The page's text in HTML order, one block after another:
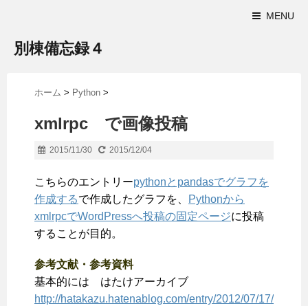
MENU
別棟備忘録４
ホーム > Python >
xmlrpc で画像投稿
2015/11/30 2015/12/04
こちらのエントリーpythonとpandasでグラフを
作成するで作成したグラフを、
Pythonから
xmlrpcでWordPressへ投稿の固定ページに投稿
することが目的。
参考文献・参考資料
基本的には はたけアーカイブ
http://hatakazu.hatenablog.com/entry/2012/07/17/